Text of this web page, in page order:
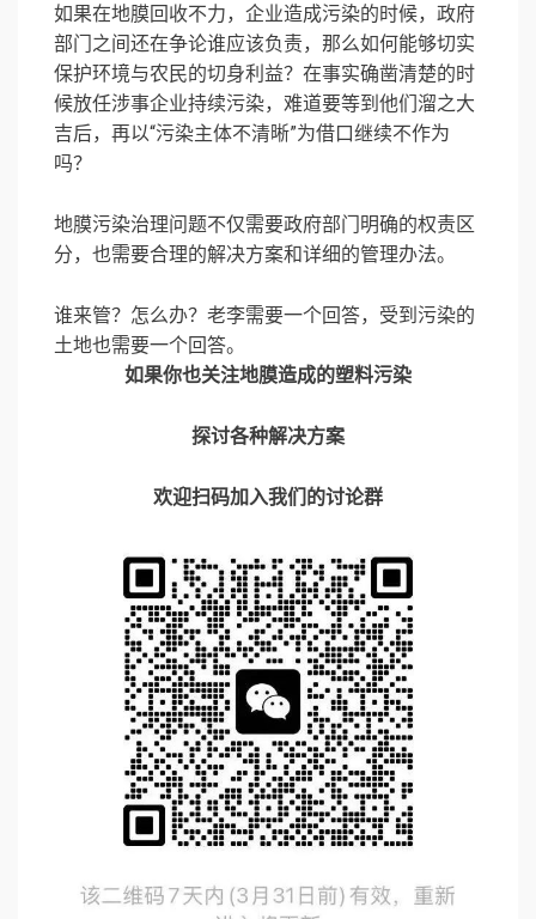
如果在地膜回收不力，企业造成污染的时候，政府
部门之间还在争论谁应该负责，那么如何能够切实
保护环境与农民的切身利益？在事实确凿清楚的时
候放任涉事企业持续污染，难道要等到他们溜之大
吉后，再以“污染主体不清晰”为借口继续不作为
吗？
地膜污染治理问题不仅需要政府部门明确的权责区
分，也需要合理的解决方案和详细的管理办法。
谁来管？怎么办？老李需要一个回答，受到污染的
土地也需要一个回答。
如果你也关注地膜造成的塑料污染
探讨各种解决方案
欢迎扫码加入我们的讨论群